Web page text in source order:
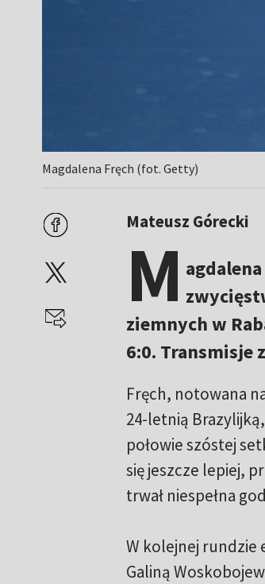
Magdalena Fręch (fot. Getty)
Mateusz Górecki
M
ziemnych w
6:0. Transmisje
Fręch, notowana
24-letnią
połowie szóstej
się jeszcze lepiej,
trwał niespełna
W kolejnej rundzie
Galiną